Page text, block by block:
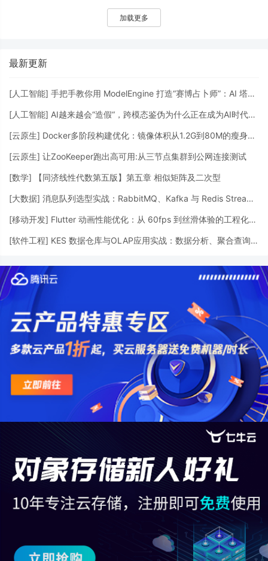
战。本文
加载更多
最新更新
[人工智能] 手把手教你用 ModelEngine 打造“赛博占卜师”：AI 塔罗智能体 (Agent) 开发实战
[人工智能] AI越来越会“造假“，跨模态鉴伪为什么正在成为AI时代的新基建？
[云原生] Docker多阶段构建优化：镜像体积从1.2G到80M的瘦身实战
[云原生] 让ZooKeeper跑出高可用:从三节点集群到公网连接测试
[数学] 【同济线性代数第五版】第五章 相似矩阵及二次型
[大数据] 消息队列选型实战：RabbitMQ、Kafka 与 Redis Streams 的工程权衡
[移动开发] Flutter 动画性能优化：从 60fps 到丝滑体验的工程化调优
[软件工程] KES 数据仓库与OLAP应用实战：数据分析、聚合查询与性能优化